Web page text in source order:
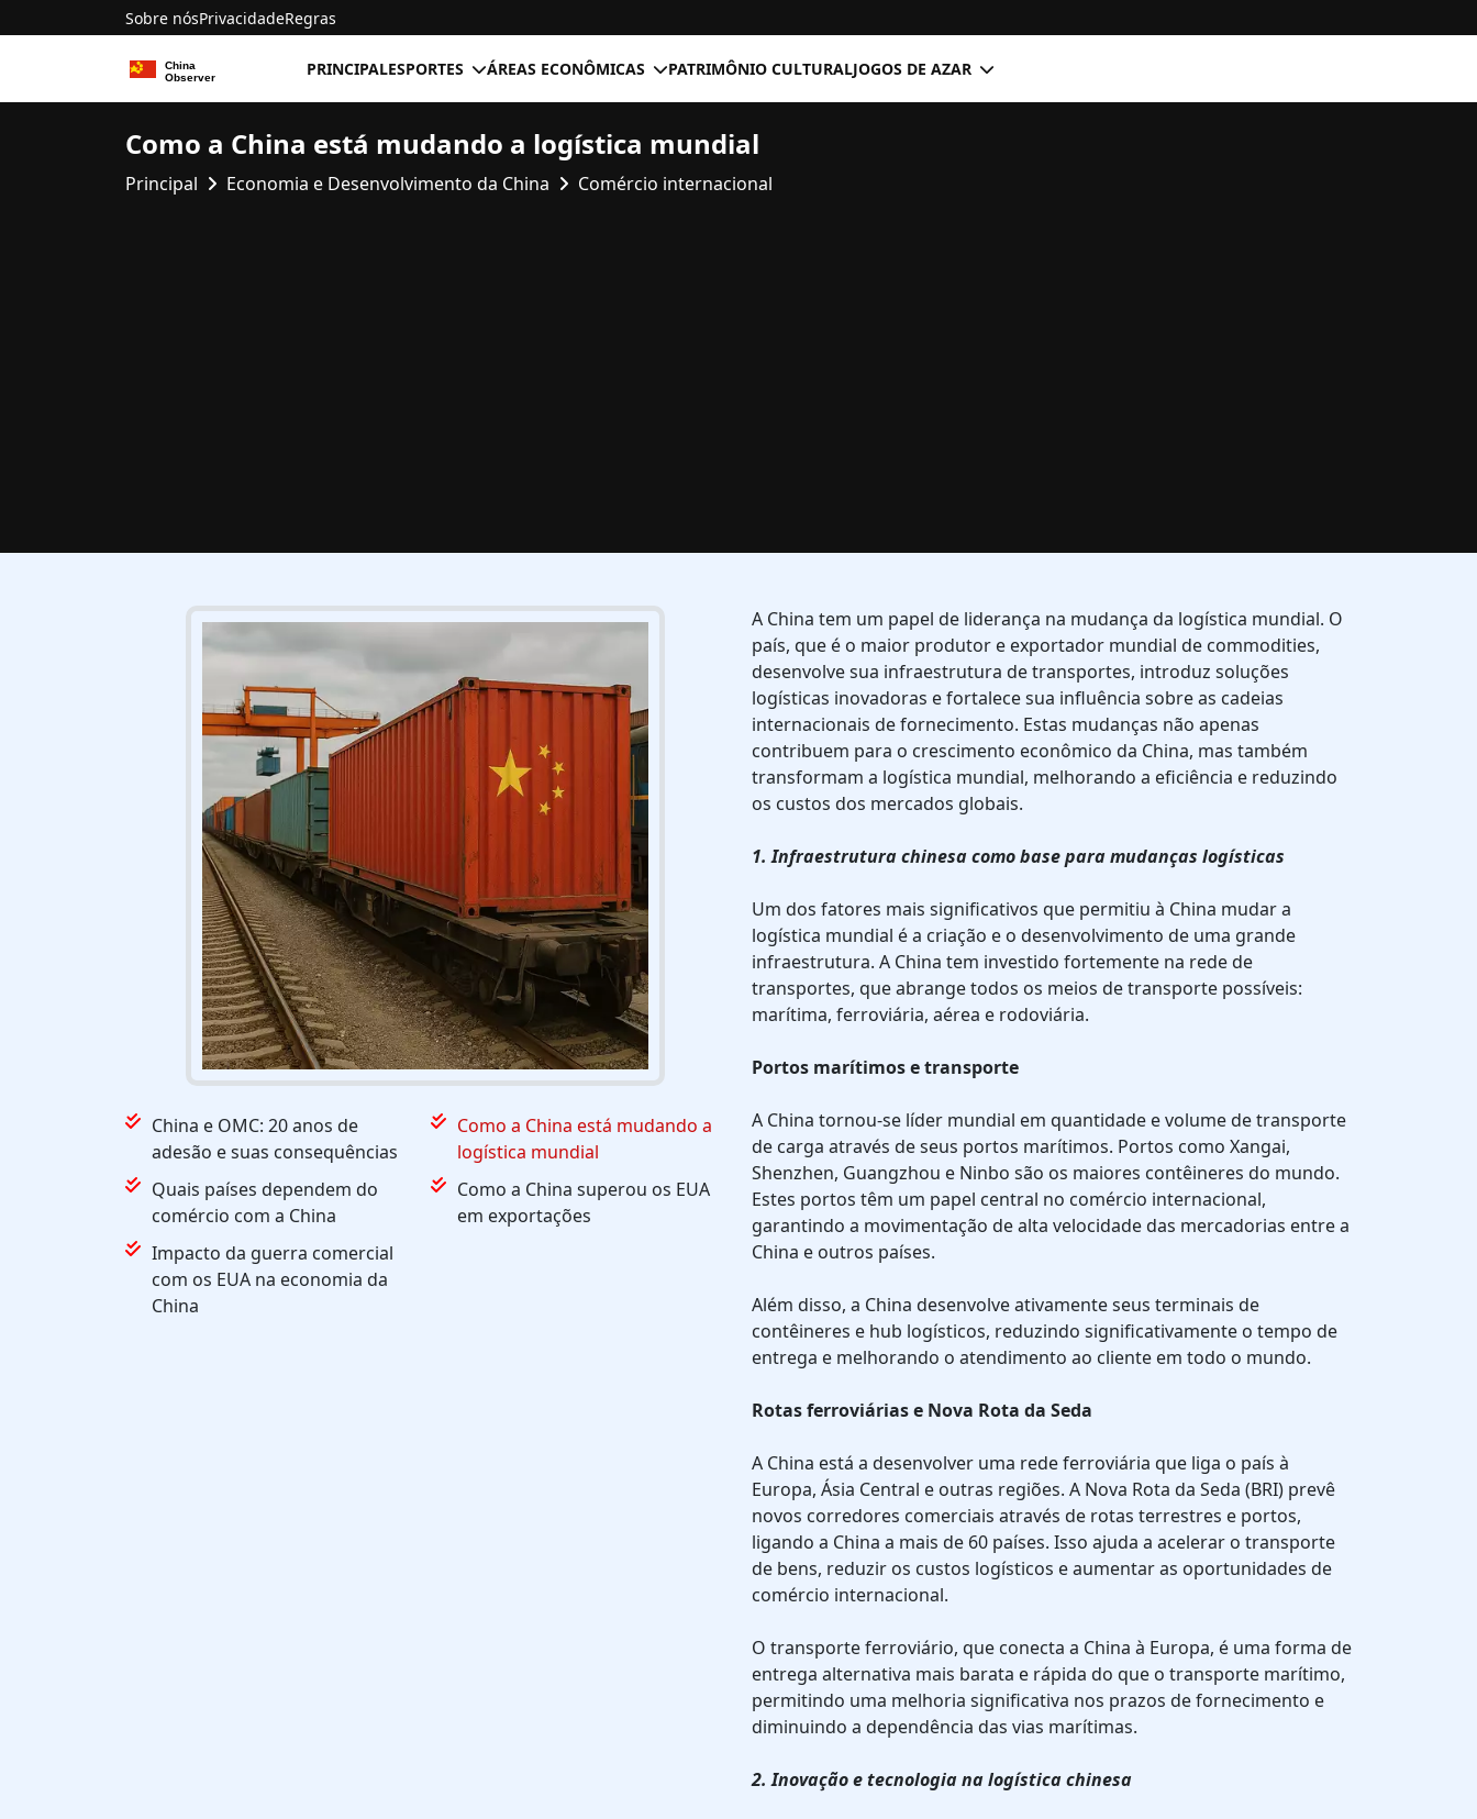
Sobre nósPrivacidadeRegras
PRINCIPALESPORTES ÁREAS ECONÔMICAS PATRIMÔNIO CULTURALJOGOS DE AZAR
Como a China está mudando a logística mundial
Principal Economia e Desenvolvimento da China Comércio internacional
China e OMC: 20 anos de
adesão e suas consequências
Como a China está mudando a
logística mundial
Quais países dependem do
comércio com a China
Como a China superou os EUA
em exportações
Impacto da guerra comercial
com os EUA na economia da
China
A China tem um papel de liderança na mudança da logística mundial. O
país, que é o maior produtor e exportador mundial de commodities,
desenvolve sua infraestrutura de transportes, introduz soluções
logísticas inovadoras e fortalece sua influência sobre as cadeias
internacionais de fornecimento. Estas mudanças não apenas
contribuem para o crescimento econômico da China, mas também
transformam a logística mundial, melhorando a eficiência e reduzindo
os custos dos mercados globais.
1. Infraestrutura chinesa como base para mudanças logísticas
Um dos fatores mais significativos que permitiu à China mudar a
logística mundial é a criação e o desenvolvimento de uma grande
infraestrutura. A China tem investido fortemente na rede de
transportes, que abrange todos os meios de transporte possíveis:
marítima, ferroviária, aérea e rodoviária.
Portos marítimos e transporte
A China tornou-se líder mundial em quantidade e volume de transporte
de carga através de seus portos marítimos. Portos como Xangai,
Shenzhen, Guangzhou e Ninbo são os maiores contêineres do mundo.
Estes portos têm um papel central no comércio internacional,
garantindo a movimentação de alta velocidade das mercadorias entre a
China e outros países.
Além disso, a China desenvolve ativamente seus terminais de
contêineres e hub logísticos, reduzindo significativamente o tempo de
entrega e melhorando o atendimento ao cliente em todo o mundo.
Rotas ferroviárias e Nova Rota da Seda
A China está a desenvolver uma rede ferroviária que liga o país à
Europa, Ásia Central e outras regiões. A Nova Rota da Seda (BRI) prevê
novos corredores comerciais através de rotas terrestres e portos,
ligando a China a mais de 60 países. Isso ajuda a acelerar o transporte
de bens, reduzir os custos logísticos e aumentar as oportunidades de
comércio internacional.
O transporte ferroviário, que conecta a China à Europa, é uma forma de
entrega alternativa mais barata e rápida do que o transporte marítimo,
permitindo uma melhoria significativa nos prazos de fornecimento e
diminuindo a dependência das vias marítimas.
2. Inovação e tecnologia na logística chinesa